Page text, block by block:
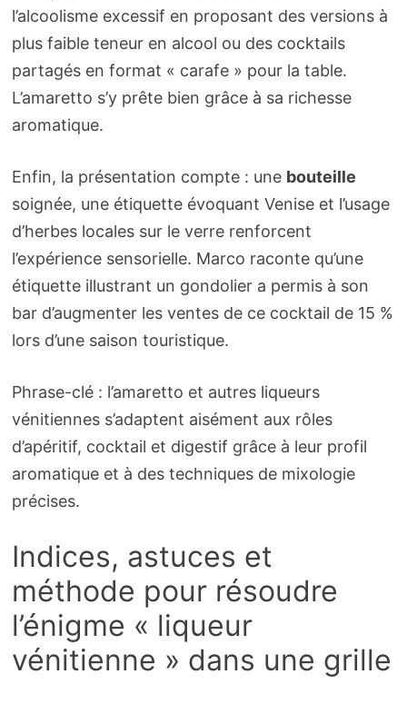
l’alcoolisme excessif en proposant des versions à
plus faible teneur en alcool ou des cocktails
partagés en format « carafe » pour la table.
L’amaretto s’y prête bien grâce à sa richesse
aromatique.
Enfin, la présentation compte : une bouteille
soignée, une étiquette évoquant Venise et l’usage
d’herbes locales sur le verre renforcent
l’expérience sensorielle. Marco raconte qu’une
étiquette illustrant un gondolier a permis à son
bar d’augmenter les ventes de ce cocktail de 15 %
lors d’une saison touristique.
Phrase-clé : l’amaretto et autres liqueurs
vénitiennes s’adaptent aisément aux rôles
d’apéritif, cocktail et digestif grâce à leur profil
aromatique et à des techniques de mixologie
précises.
Indices, astuces et
méthode pour résoudre
l’énigme « liqueur
vénitienne » dans une grille